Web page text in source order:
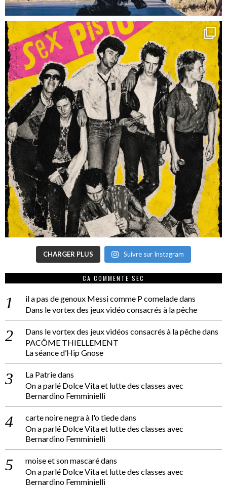
CHARGER PLUS Suivre sur Instagram
CA COMMENTE SEC
il a pas de genoux Messi comme P comeladedans
Dans le vortex des jeux vidéo consacrés à la pêche
Dans le vortex des jeux vidéos consacrés à la pêchedans
PACÔME THIELLEMENT
La séance d’Hip Gnose
La Patriedans
On a parlé Dolce Vita et lutte des classes avec
Bernardino Femminielli
carte noire negra à l'o tiededans
On a parlé Dolce Vita et lutte des classes avec
Bernardino Femminielli
moise et son mascarédans
On a parlé Dolce Vita et lutte des classes avec
Bernardino Femminielli